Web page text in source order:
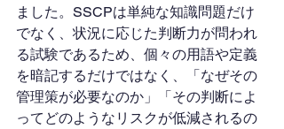
ました。SSCPは単純な知識問題だけ
でなく、状況に応じた判断力が問われ
る試験であるため、個々の用語や定義
を暗記するだけではなく、「なぜその
管理策が必要なのか」「その判断によ
ってどのようなリスクが低減されるの